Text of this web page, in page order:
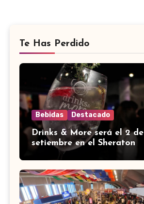
Te Has Perdido
Bebidas Destacado
Drinks & More será el 2 de
setiembre en el Sheraton